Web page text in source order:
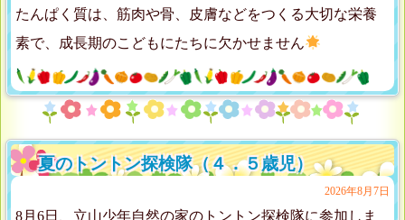
たんぱく質は、筋肉や骨、皮膚などをつくる大切な栄養
素で、成長期のこどもにたちに欠かせません
夏のトントン探検隊（４．５歳児）
2026年8月7日
8月6日、立山少年自然の家のトントン探検隊に参加しま